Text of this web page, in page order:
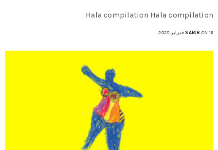
Hala compilation Hala compilation
SABIR ON 16 فبراير 2020